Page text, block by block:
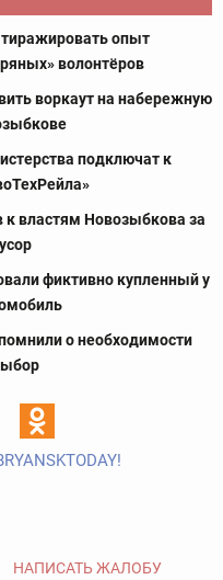
опыт
волонтёров
воркаут на набережную
подключат к
к властям Новозыбкова за
фиктивно купленный у
о необходимости
НАПИСАТЬ ЖАЛОБУ